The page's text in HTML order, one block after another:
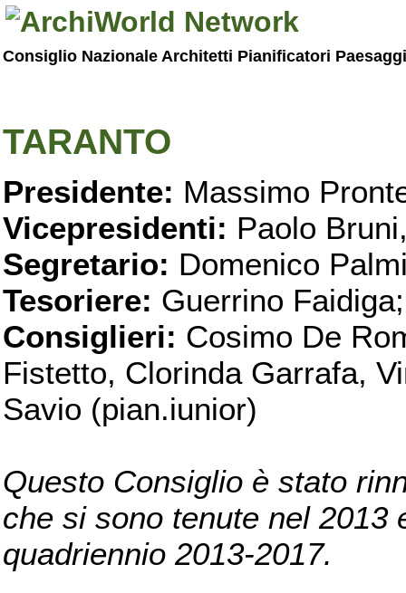
Consiglio Nazionale Architetti Pianificatori
TARANTO
Presidente: Massimo
Vicepresidenti: Paolo
Segretario: Domenico
Tesoriere: Guerrino Faidiga;
Consiglieri: Cosimo De
Fistetto, Clorinda Garrafa,
Savio (pian.iunior)
Questo Consiglio è stato
che si sono tenute nel 2013
quadriennio 2013-2017.